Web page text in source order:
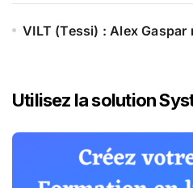
VILT (Tessi) : Alex Gaspar
Utilisez la solution